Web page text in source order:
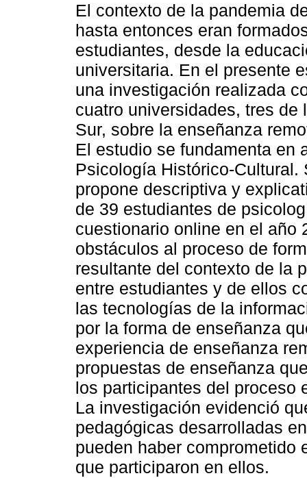
El contexto de la pandemia
hasta entonces eran
estudiantes, desde la
universitaria. En el presente
una investigación realizada
cuatro universidades, tres de
Sur, sobre la enseñanza
El estudio se fundamenta en
Psicología Histórico-
propone descriptiva y
de 39 estudiantes de
cuestionario online en el año
obstáculos al proceso de
resultante del contexto de la
entre estudiantes y de ellos
las tecnologías de la
por la forma de enseñanza
experiencia de enseñanza
propuestas de enseñanza
los participantes del proceso
La investigación evidenció
pedagógicas desarrolladas
pueden haber comprometido
que participaron en ellos.